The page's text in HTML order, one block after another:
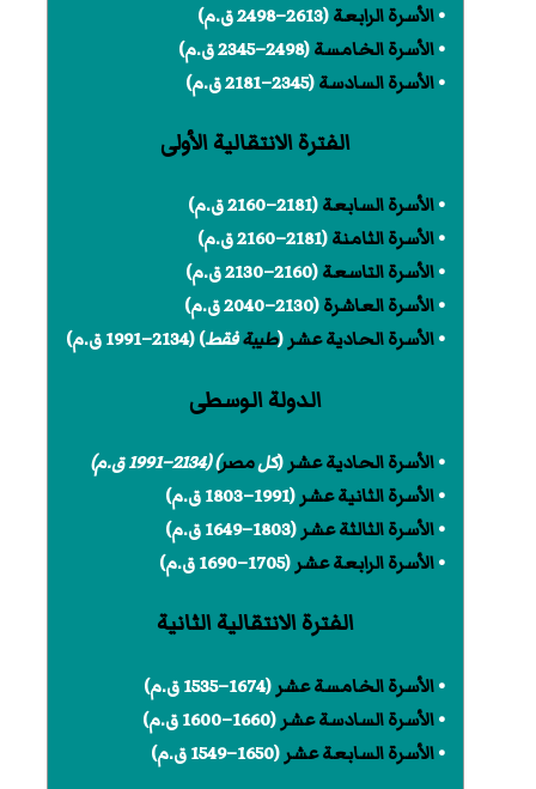
•الأسرة الرابعة(2613–2498 ق.م)
•الأسرة الخامسة(2498–2345 ق.م)
•الأسرة السادسة(2345–2181 ق.م)
الفترة الانتقالية الأولى
•الأسرة السابعة(2181–2160 ق.م)
•الأسرة الثامنة(2181–2160 ق.م)
•الأسرة التاسعة(2160–2130 ق.م)
•الأسرة العاشرة(2130–2040 ق.م)
•الأسرة الحادية عشر (طيبةفقط) (2134–1991 ق.م)
الدولة الوسطى
•الأسرة الحادية عشر (كلمصر) (2134–1991 ق.م)
•الأسرة الثانية عشر (1991–1803 ق.م)
•الأسرة الثالثة عشر (1803–1649 ق.م)
•الأسرة الرابعة عشر (1705–1690 ق.م)
الفترة الانتقالية الثانية
•الأسرة الخامسة عشر (1674–1535 ق.م)
•الأسرة السادسة عشر (1660–1600 ق.م)
•الأسرة السابعة عشر (1650–1549 ق.م)